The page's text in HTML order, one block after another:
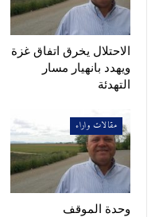
الاحتلال يخرق اتفاق غزة
ويهدد بانهيار مسار
التهدئة
مقالات واراء
وحدة الموقف